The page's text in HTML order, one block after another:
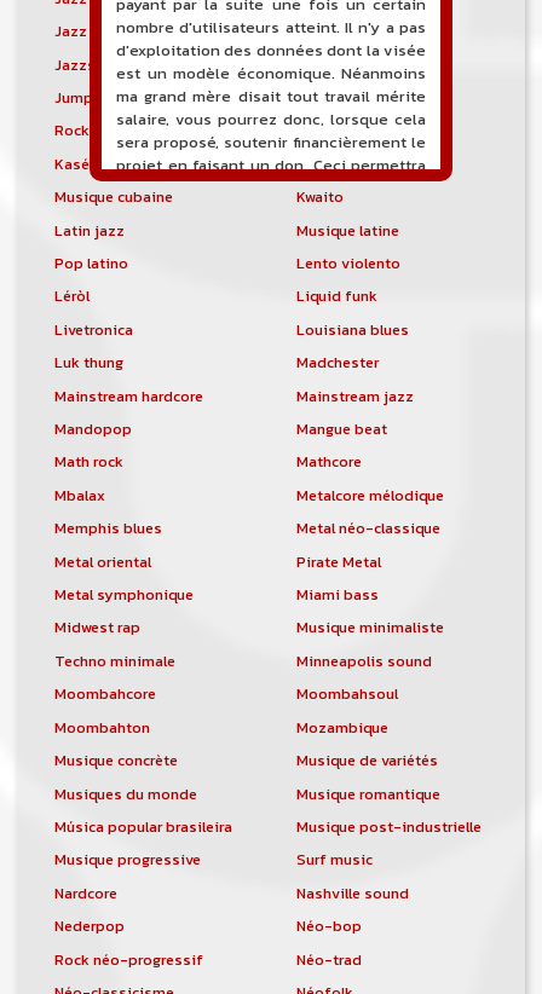
Jazz vocal
Jazz-funk
Jazzstep
Jersey club
Jump blues
Jump-up
Rock canadien
Kansas City blues
Kasékò
Kizomba
Musique cubaine
Kwaito
Latin jazz
Musique latine
Pop latino
Lento violento
Léròl
Liquid funk
Livetronica
Louisiana blues
Luk thung
Madchester
Mainstream hardcore
Mainstream jazz
Mandopop
Mangue beat
Math rock
Mathcore
Mbalax
Metalcore mélodique
Memphis blues
Metal néo-classique
Metal oriental
Pirate Metal
Metal symphonique
Miami bass
Midwest rap
Musique minimaliste
Techno minimale
Minneapolis sound
Moombahcore
Moombahsoul
Moombahton
Mozambique
Musique concrète
Musique de variétés
Musiques du monde
Musique romantique
Música popular brasileira
Musique post-industrielle
Musique progressive
Surf music
Nardcore
Nashville sound
Nederpop
Néo-bop
Rock néo-progressif
Néo-trad
nombre d'utilisateurs atteint. Il n'y a pas
d'exploitation des données dont la visée
est un modèle économique. Néanmoins
ma grand mère disait tout travail mérite
salaire, vous pourrez donc, lorsque cela
sera proposé, soutenir financièrement le
projet en faisant un don. Ceci permettra
de financer l'hébergement, le nom de
de développement du site, et peut-être
une campagne de communication. Il va
comptabilité sera totalement publique
visible directement sur le site.
Un nouveau service de petites annonces
pour musicien vous est proposé sur le
site. Ce service permet, lorsque vous
êtes musiciens ou un groupe, un
orchestre, DJ, etc... de chercher un/des